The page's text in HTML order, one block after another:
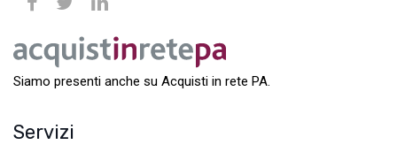
Siamo presenti anche su Acquisti in rete PA.
Servizi